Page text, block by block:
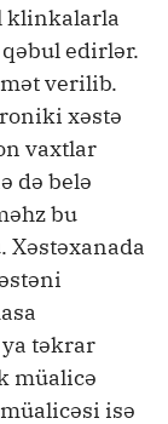
klinkalarla
edirlər.
verilib.
xəstə
vaxtlar
də belə
bu
Xəstəxanada
təkrar
müalicə
isə